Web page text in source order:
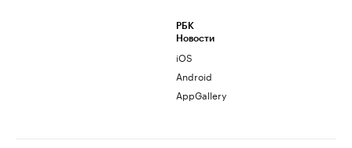
РБК
Новости
iOS
Android
AppGallery